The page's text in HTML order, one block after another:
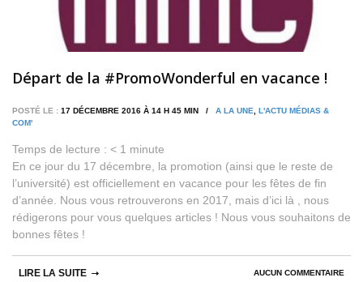
Départ de la #PromoWonderful en vacance !
POSTÉ LE : 17 DÉCEMBRE 2016 À 14 H 45 MIN / A LA UNE, L'ACTU MÉDIAS &
COM'
Temps de lecture : < 1 minute
En ce jour du 17 décembre, la promotion (ainsi que le reste de
l’université) est officiellement en vacance pour les fêtes de fin
d’année. Nous vous retrouverons en 2017, mais d’ici là , nous
rédigerons pour vous quelques articles ! Nous vous souhaitons de
bonnes fêtes !
AUCUN COMMENTAIRE
LIRE LA SUITE